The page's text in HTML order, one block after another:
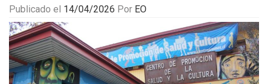
Publicado el 14/04/2026 Por EO